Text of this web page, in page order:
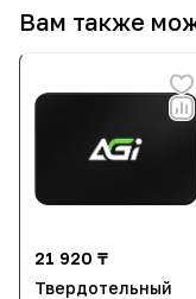
Вам также
21 920 ₸
Твердотельный